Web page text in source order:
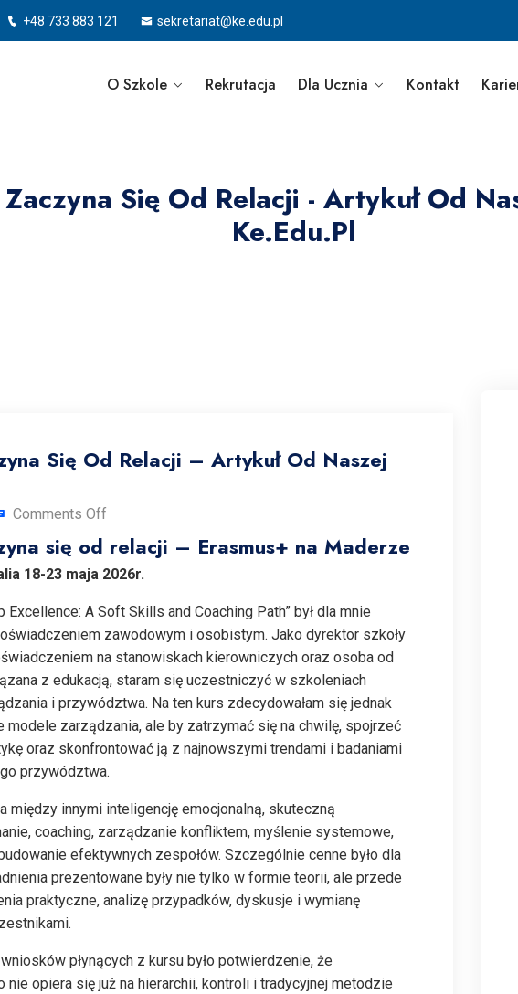
+48 733 883 121 sekretariat@ke.edu.pl
O Szkole Rekrutacja Dla Ucznia Kontakt
Się Od Relacji - Artykuł Od
Ke.edu.pl
Się Od Relacji – Artykuł Od Naszej
Comments Off
się od relacji – Erasmus+ na Maderze
18-23 maja 2026r.
Excellence: A Soft Skills and Coaching Path” był dla mnie
zawodowym i osobistym. Jako dyrektor szkoły
na stanowiskach kierowniczych oraz osoba od
z edukacją, staram się uczestniczyć w szkoleniach
i przywództwa. Na ten kurs zdecydowałam się jednak
modele zarządzania, ale by zatrzymać się na chwilę, spojrzeć
oraz skonfrontować ją z najnowszymi trendami i badaniami
przywództwa.
między innymi inteligencję emocjonalną, skuteczną
coaching, zarządzanie konfliktem, myślenie systemowe,
efektywnych zespołów. Szczególnie cenne było dla
prezentowane były nie tylko w formie teorii, ale przede
praktyczne, analizę przypadków, dyskusje i wymianę
płynących z kursu było potwierdzenie, że
opiera się już na hierarchii, kontroli i tradycyjnej metodzie